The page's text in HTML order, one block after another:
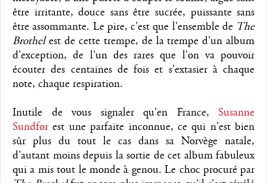
être irritante, douce sans être sucrée, puissante sans
être assommante. Le pire, c'est que l'ensemble de The
Brothelest de cette trempe, de la trempe d'un album
d'exception, de l'un des rares que l'on va pouvoir
écouter des centaines de fois et s'extasier à chaque
note, chaque respiration.
Inutile de vous signaler qu'en France,Susanne
Sundførest une parfaite inconnue, ce qui n'est bien
sûr plus du tout le cas dans sa Norvège natale,
d'autant moins depuis la sortie de cet album fabuleux
qui a mis tout le monde à genou. Le choc procuré par